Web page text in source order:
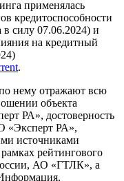
применялась
кредитоспособности
силу 07.06.2024) и
на кредитный
.
нему отражают всю
объекта
РА», достоверность
«Эксперт РА»,
источниками
рейтингового
АО «ГТЛК», а